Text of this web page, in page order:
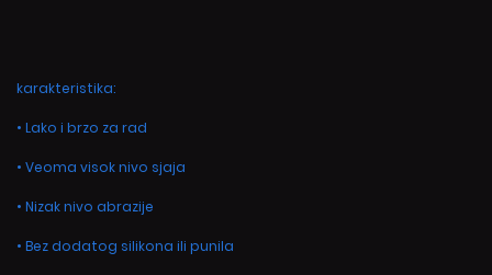
karakteristika:
• Lako i brzo za rad
• Veoma visok nivo sjaja
• Nizak nivo abrazije
• Bez dodatog silikona ili punila